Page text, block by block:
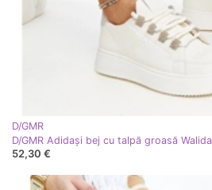
D/GMR
D/GMR Adidași bej cu talpă groasă Walida
52,30 €